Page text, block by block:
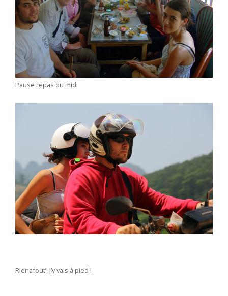
Pause repas du midi
Rienafout’, j’y vais à pied !